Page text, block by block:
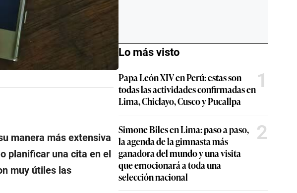
manera más extensiva
planificar una cita en el
muy útiles las
Lo más visto
Papa León XIV en Perú: estas son
todas las actividades confirmadas en
Lima, Chiclayo, Cusco y Pucallpa
1
Simone Biles en Lima: paso a paso,
la agenda de la gimnasta más
ganadora del mundo y una visita
que emocionará a toda una
selección nacional
2